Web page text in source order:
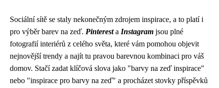
Sociální sítě se staly nekonečným zdrojem inspirace, a to platí i
pro výběr barev na zeď. Pinteresta Instagram jsou plné
fotografií interiérů z celého světa, které vám pomohou objevit
nejnovější trendy a najít tu pravou barevnou kombinaci pro váš
domov. Stačí zadat klíčová slova jako "barvy na zeď inspirace"
nebo "inspirace pro barvy na zeď" a procházet stovky příspěvků